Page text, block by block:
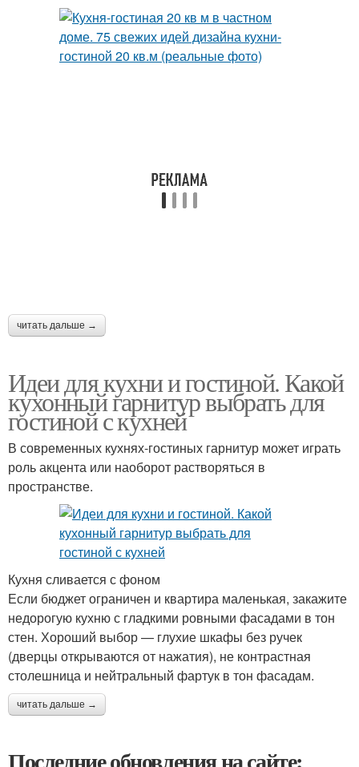
читать дальше →
Идеи для кухни и гостиной. Какой
кухонный гарнитур выбрать для
гостиной с кухней
В современных кухнях-гостиных гарнитур может играть
роль акцента или наоборот растворяться в
пространстве.
Кухня сливается с фоном
Если бюджет ограничен и квартира маленькая, закажите
недорогую кухню с гладкими ровными фасадами в тон
стен. Хороший выбор — глухие шкафы без ручек
(дверцы открываются от нажатия), не контрастная
столешница и нейтральный фартук в тон фасадам.
читать дальше →